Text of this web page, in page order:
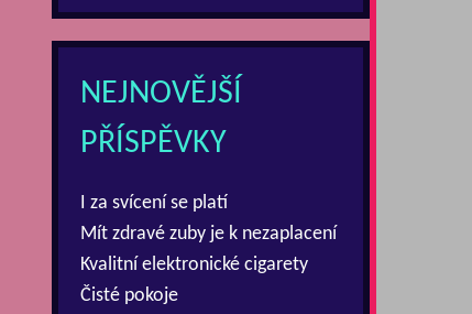
NEJNOVĚJŠÍ
PŘÍSPĚVKY
I za svícení se platí
Mít zdravé zuby je k nezaplacení
Kvalitní elektronické cigarety
Čisté pokoje